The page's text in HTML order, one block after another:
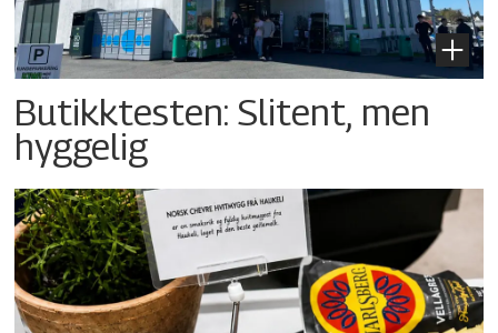
Butikktesten: Slitent, men
hyggelig